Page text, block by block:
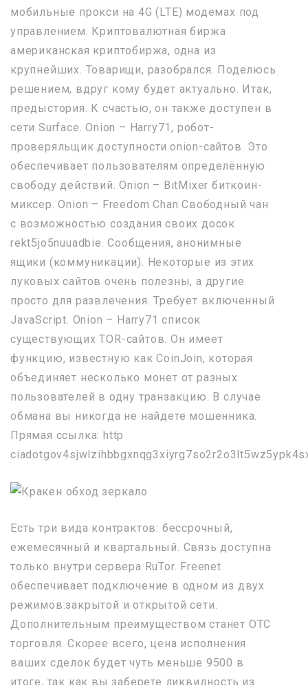
мобильные прокси на 4G (LTE) модемах под
управлением. Криптовалютная биржа
американская криптобиржа, одна из
крупнейших. Товарищи, разобрался. Поделюсь
решением, вдруг кому будет актуально. Итак,
предыстория. К счастью, он также доступен в
сети Surface. Onion – Harry71, робот-
проверяльщик доступности.onion-сайтов. Это
обеспечивает пользователям определённую
свободу действий. Onion – BitMixer биткоин-
миксер. Onion – Freedom Chan Свободный чан
с возможностью создания своих досок
rekt5jo5nuuadbie. Сообщения, анонимные
ящики (коммуникации). Некоторые из этих
луковых сайтов очень полезны, а другие
просто для развлечения. Требует включенный
JavaScript. Onion – Harry71 список
существующих TOR-сайтов. Он имеет
функцию, известную как CoinJoin, которая
объединяет несколько монет от разных
пользователей в одну транзакцию. В случае
обмана вы никогда не найдете мошенника.
Прямая ссылка: http
Есть три вида контрактов: бессрочный,
ежемесячный и квартальный. Связь доступна
только внутри сервера RuTor. Freenet
обеспечивает подключение в одном из двух
режимов:закрытой и открытой сети.
Дополнительным преимуществом станет OTC
торговля. Скорее всего, цена исполнения
ваших сделок будет чуть меньше 9500 в
итоге, так как вы заберете ликвидность из